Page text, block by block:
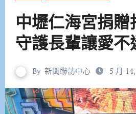
中壢仁海宮捐
守護長輩讓愛不
By 新聞聯訪中心 5 月